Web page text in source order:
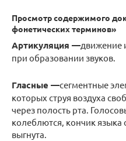
Просмотр содержимого
фонетических терминов»
Артикуляция —движение
при образовании звуков.
Гласные —сегментные
которых струя воздуха
через полость рта.
колеблются, кончик языка
выгнута.